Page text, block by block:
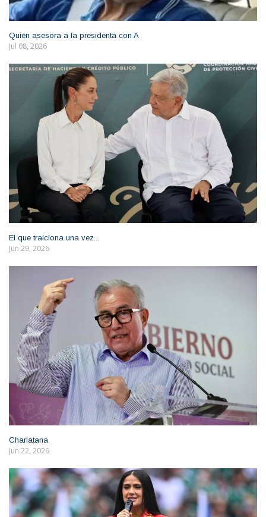
Quién asesora a la presidenta con A
Jul 08, 2026
El que traiciona una vez...
Jun 29, 2026
Charlatana
Jun 22, 2026